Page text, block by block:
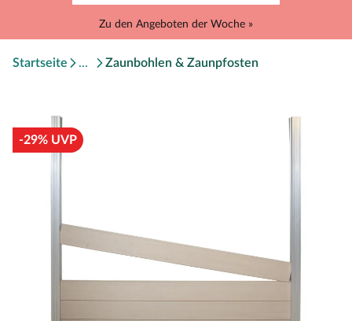
Zu den Angeboten der Woche »
Startseite Zaunbohlen & Zaunpfosten
-29% UVP